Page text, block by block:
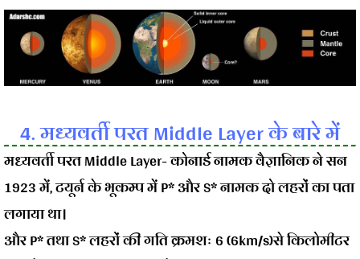
4. मध्यवर्ती परत Middle Layer के बारे में
मध्यवर्ती परत Middle Layer-कोनार्ड नामक वैज्ञानिक ने सन
1923 में, टयूर्न के भूकम्प में P* और S* नामक दो लहरों का पता
लगाया था।
और P* तथा S* लहरों की गति क्रमशः 6 (6km/s)से किलोमीटर